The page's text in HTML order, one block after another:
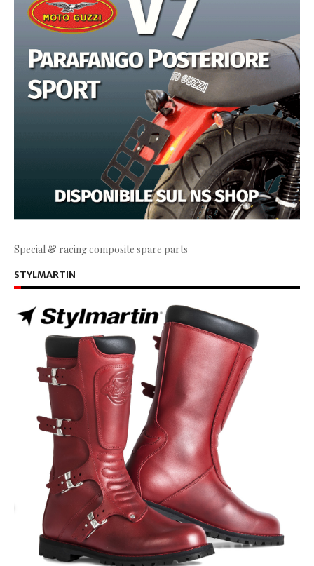
Special & racing composite spare parts
STYLMARTIN